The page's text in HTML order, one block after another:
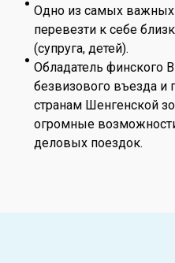
Одно из самых
перевезти к себе
(супруга, детей).
Обладатель финского
безвизового въезда
странам Шенгенской
огромные
деловых поездок.